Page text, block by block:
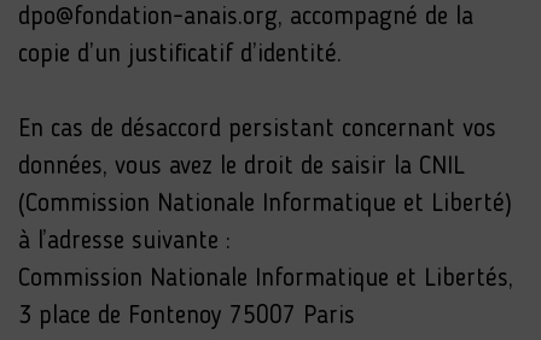
dpo@fondation-anais.org, accompagné de la
copie d’un justificatif d’identité.
En cas de désaccord persistant concernant vos
données, vous avez le droit de saisir la CNIL
(Commission Nationale Informatique et Liberté)
à l’adresse suivante :
Commission Nationale Informatique et Libertés,
3 place de Fontenoy 75007 Paris